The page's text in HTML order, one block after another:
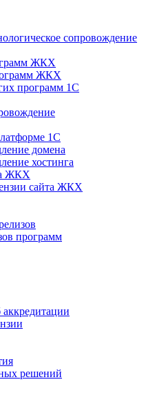
сопровождение
ЖКХ
ЖКХ
программ 1С
1С
домена
хостинга
ЖКХ
сайта ЖКХ
программ
решений